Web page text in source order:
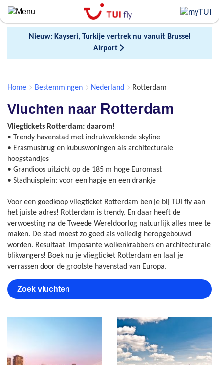
Skip
to
main
Nieuw: Kayseri, Turkije vertrek nu vanuit Brussel
Airport
Home Bestemmingen Nederland Rotterdam
Vluchten naar Rotterdam
Vliegtickets Rotterdam: daarom!
• Trendy havenstad met indrukwekkende skyline
• Erasmusbrug en kubuswoningen als architecturale
hoogstandjes
• Grandioos uitzicht op de 185 m hoge Euromast
• Stadhuisplein: voor een hapje en een drankje
Voor een goedkoop vliegticket Rotterdam ben je bij TUI fly aan
het juiste adres! Rotterdam is trendy. En daar heeft de
verwoesting na de Tweede Wereldoorlog natuurlijk alles mee te
maken. De stad moest zo goed als volledig heropgebouwd
worden. Resultaat: imposante wolkenkrabbers en architecturale
blikvangers! Boek nu je vliegticket Rotterdam en laat je
verrassen door de grootste havenstad van Europa.
Zoek vluchten